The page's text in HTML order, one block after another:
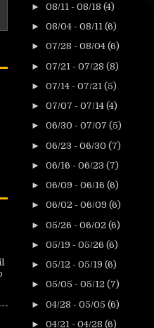
► 08/11 - 08/18 (4)
► 08/04 - 08/11 (6)
► 07/28 - 08/04 (6)
► 07/21 - 07/28 (8)
► 07/14 - 07/21 (5)
► 07/07 - 07/14 (4)
► 06/30 - 07/07 (5)
► 06/23 - 06/30 (7)
► 06/16 - 06/23 (7)
► 06/09 - 06/16 (6)
► 06/02 - 06/09 (6)
► 05/26 - 06/02 (6)
► 05/19 - 05/26 (6)
► 05/12 - 05/19 (6)
► 05/05 - 05/12 (7)
► 04/28 - 05/05 (6)
► 04/21 - 04/28 (6)